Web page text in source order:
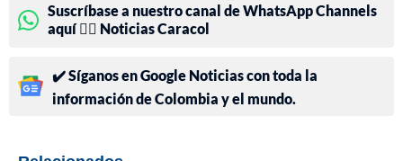
Suscríbase a nuestro canal de WhatsApp Channels
aquí 👉🏻 Noticias Caracol
✔️ Síganos en Google Noticias con toda la
información de Colombia y el mundo.